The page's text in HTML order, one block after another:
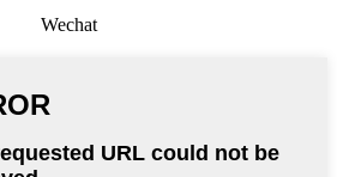
Wechat